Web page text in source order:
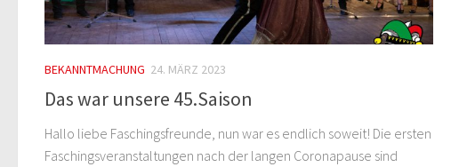
BEKANNTMACHUNG 24. MÄRZ 2023
Das war unsere 45.Saison
Hallo liebe Faschingsfreunde, nun war es endlich soweit! Die ersten
Faschingsveranstaltungen nach der langen Coronapause sind